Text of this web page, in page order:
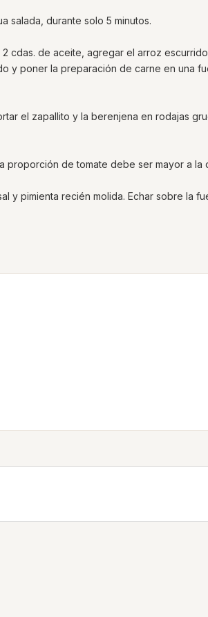
salada, durante solo 5 minutos.
cdas. de aceite, agregar el arroz
y poner la preparación de carne en una
el zapallito y la berenjena en rodajas
proporción de tomate debe ser mayor a la
y pimienta recién molida. Echar sobre la